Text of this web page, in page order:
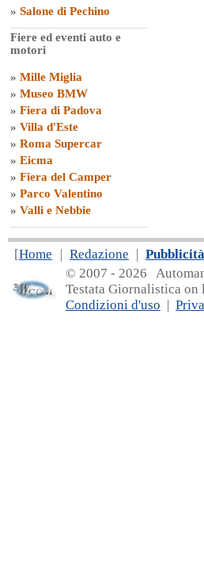
» Salone di Pechino
Fiere ed eventi auto e
motori
» Mille Miglia
» Museo BMW
» Fiera di Padova
» Villa d'Este
» Roma Supercar
» Eicma
» Fiera del Camper
» Parco Valentino
» Valli e Nebbie
[Home | Redazione | Pubblicità
© 2007 - 2026
Testata Giornalistica
Condizioni d'uso |